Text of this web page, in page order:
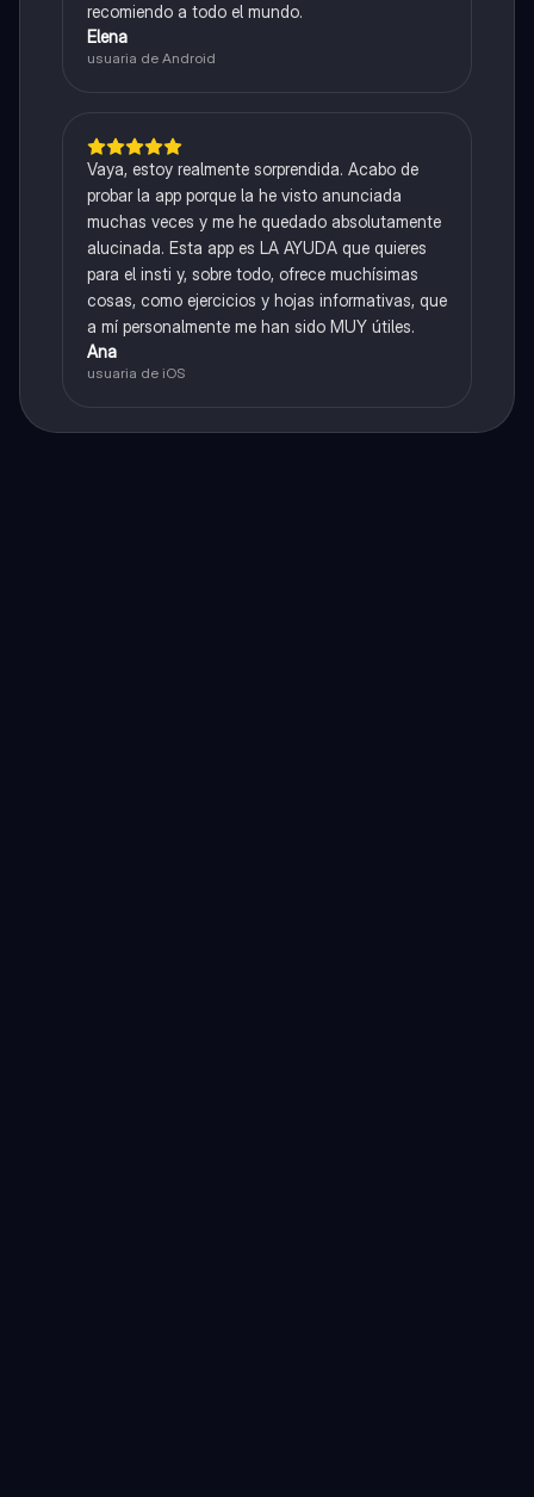
recomiendo a todo el mundo.
Elena
usuaria de Android
Vaya, estoy realmente sorprendida. Acabo de
probar la app porque la he visto anunciada
muchas veces y me he quedado absolutamente
alucinada. Esta app es LA AYUDA que quieres
para el insti y, sobre todo, ofrece muchísimas
cosas, como ejercicios y hojas informativas, que
a mí personalmente me han sido MUY útiles.
Ana
usuaria de iOS